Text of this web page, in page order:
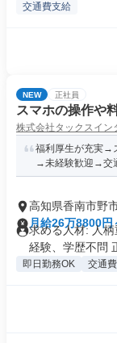
交通費支給
NEW 正社員
スマホの操作や
株式会社タックスイン
福利厚生が充実→
→未経験歓迎→交
高知県香南市野
月給26万8800円
求める人材: 人
経験、学歴不問
即日勤務OK 交通